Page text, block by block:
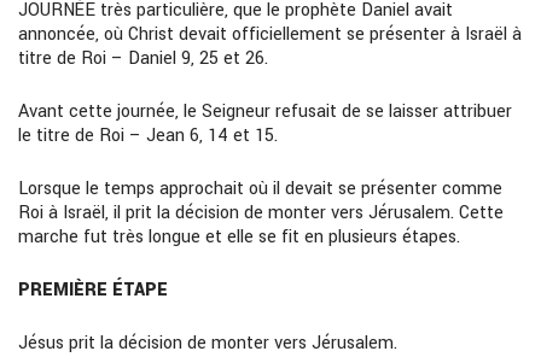
JOURNÉE très particulière, que le prophète Daniel avait
annoncée, où Christ devait officiellement se présenter à Israël à
titre de Roi – Daniel 9, 25 et 26.
Avant cette journée, le Seigneur refusait de se laisser attribuer
le titre de Roi – Jean 6, 14 et 15.
Lorsque le temps approchait où il devait se présenter comme
Roi à Israël, il prit la décision de monter vers Jérusalem. Cette
marche fut très longue et elle se fit en plusieurs étapes.
PREMIÈRE ÉTAPE
Jésus prit la décision de monter vers Jérusalem.